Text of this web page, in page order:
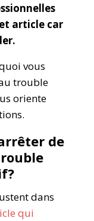
article car
vous
trouble
oriente
de
dans
qui